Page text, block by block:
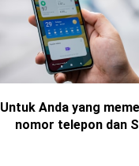
Untuk Anda yang
nomor telepon dan